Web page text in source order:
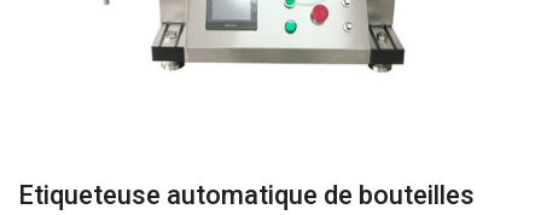
Etiqueteuse automatique de bouteilles